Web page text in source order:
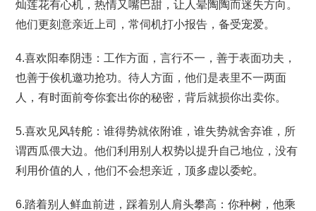
灿莲花有心机，热情又嘴巴甜，让人晕陶陶而迷失方向。
他们更刻意亲近上司，常伺机打小报告，备受宠爱。
4.喜欢阳奉阴违：工作方面，言行不一，善于表面功夫，
也善于俟机邀功抢功。待人方面，他们是表里不一两面
人，有时面前夸你套出你的秘密，背后就损你出卖你。
5.喜欢见风转舵：谁得势就依附谁，谁失势就舍弃谁，所
谓西瓜偎大边。他们利用别人权势以提升自己地位，没有
利用价值的人，他们不会想亲近，顶多虚以委蛇。
6.踏着别人鲜血前进，踩着别人肩头攀高：你种树，他乘